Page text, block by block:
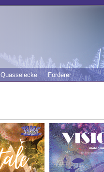
Quasselecke Förderer